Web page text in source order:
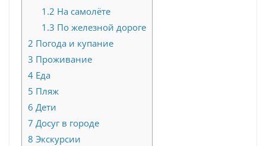
1.2 На самолёте
1.3 По железной дороге
2 Погода и купание
3 Проживание
4 Еда
5 Пляж
6 Дети
7 Досуг в городе
8 Экскурсии